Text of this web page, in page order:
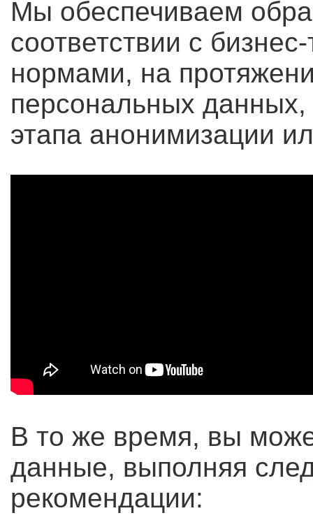
Мы обеспечиваем
соответствии с
нормами, на
персональных
этапа анонимизации
В то же время, вы
данные, выполняя
рекомендации: